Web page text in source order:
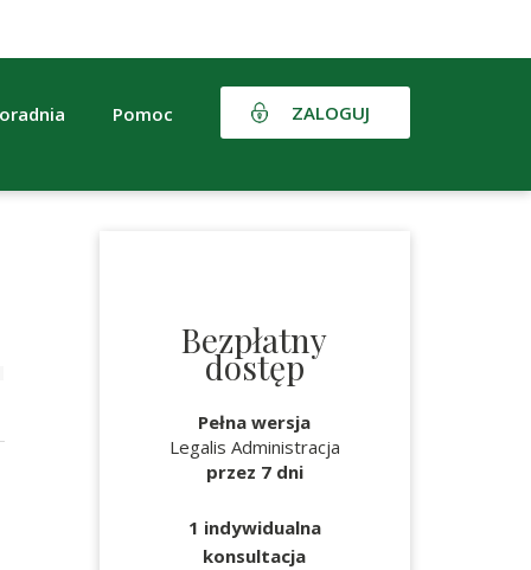
Pomoc ZALOGUJ
Bezpłatny
dostęp
Pełna wersja
Legalis Administracja
przez 7 dni
1 indywidualna
konsultacja